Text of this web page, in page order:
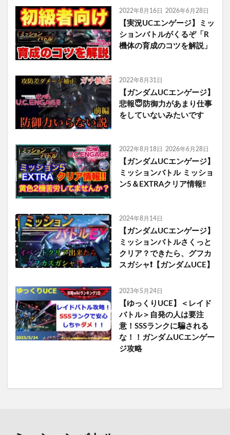
2022年8月16日 2026年6月28日
【実況UCエンゲージ】ミッ
ションバトルがくるぞ「R
機体の育成のコツを解説」
2022年8月31日
【ガンダムUCエンゲージ】
悲報😇防御力があまり仕事
をしていないみたいです
2022年8月18日 2026年6月28日
【ガンダムUCエンゲージ】
ミッションバトル ミッショ
ン5＆EXTRAクリア情報‼️
2024年8月14日
【ガンダムUCエンゲージ】
ミッションバトルさくっと
クリア？できたら、グフカ
スガシャ❗️【ガンダムUCE】
2023年5月24日
【ゆっくりUCE】＜レイド
バトル＞自発の人は要注
意！SSSランクに騙される
な！！ガンダムUCエンゲー
ジ攻略